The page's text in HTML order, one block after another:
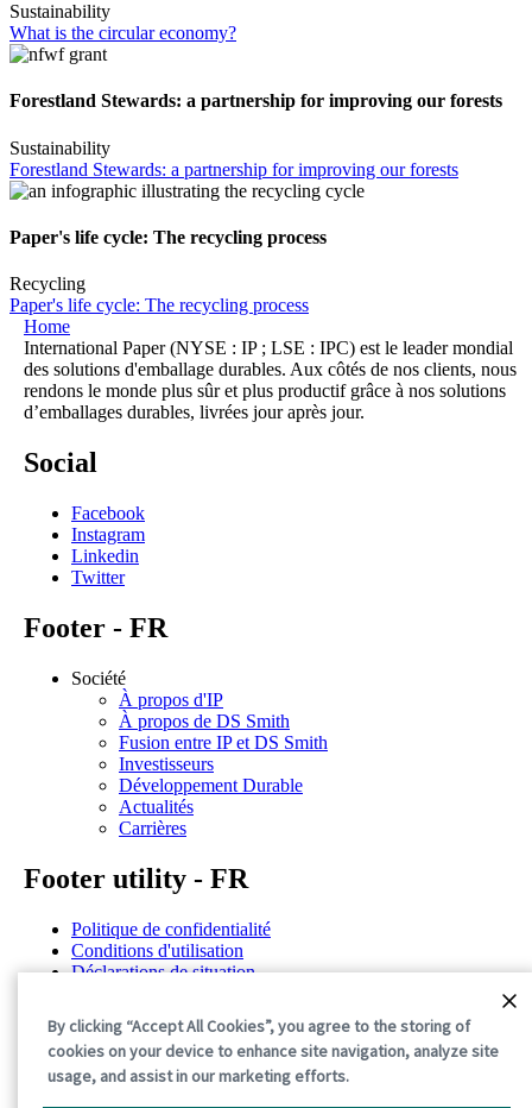
Sustainability
What is the circular economy?
Forestland Stewards: a partnership for improving our forests
Sustainability
Forestland Stewards: a partnership for improving our forests
Paper's life cycle: The recycling process
Recycling
Paper's life cycle: The recycling process
Home
International Paper (NYSE : IP ; LSE : IPC) est le leader mondial
des solutions d'emballage durables. Aux côtés de nos clients, nous
rendons le monde plus sûr et plus productif grâce à nos solutions
d’emballages durables, livrées jour après jour.
Social
Facebook
Instagram
Linkedin
Twitter
Footer - FR
Société
À propos d'IP
À propos de DS Smith
Fusion entre IP et DS Smith
Investisseurs
Développement Durable
Actualités
Carrières
Footer utility - FR
Politique de confidentialité
Conditions d'utilisation
Déclarations de situation
Conditions générales
©2026 International Paper. All Rights Reserved.
By clicking “Accept All Cookies”, you agree to the storing of
cookies on your device to enhance site navigation, analyze site
usage, and assist in our marketing efforts.